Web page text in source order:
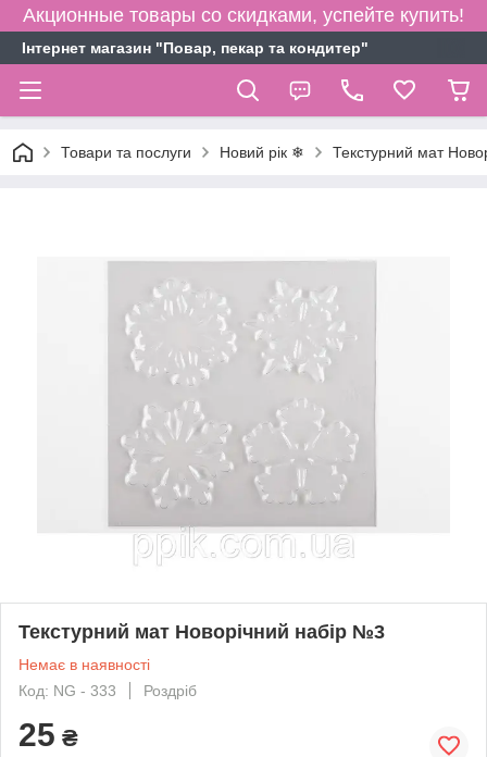
Акционные товары со скидками, успейте купить!
Інтернет магазин "Повар, пекар та кондитер"
Товари та послуги Новий рік ❄ Текстурний мат
Текстурний мат Новорічний набір №3
Немає в наявності
Код: NG - 333
Роздріб
25 ₴